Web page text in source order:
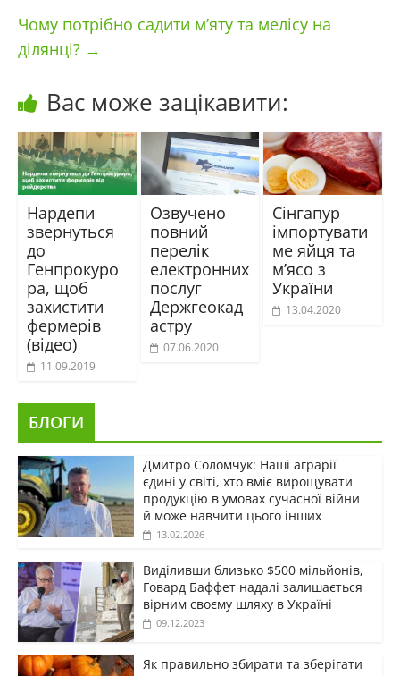
Чому потрібно садити м’яту та мелісу на
ділянці? →
Вас може зацікавити:
Нардепи
звернуться
до
Генпрокуро
ра, щоб
захистити
фермерів
(відео)
11.09.2019
Озвучено
повний
перелік
електронних
послуг
Держгеокад
астру
07.06.2020
Сінгапур
імпортувати
ме яйця та
м’ясо з
України
13.04.2020
БЛОГИ
Дмитро Соломчук: Наші аграрії
єдині у світі, хто вміє вирощувати
продукцію в умовах сучасної війни
й може навчити цього інших
13.02.2026
Виділивши близько $500 мільйонів,
Говард Баффет надалі залишається
вірним своєму шляху в Україні
09.12.2023
Як правильно збирати та зберігати